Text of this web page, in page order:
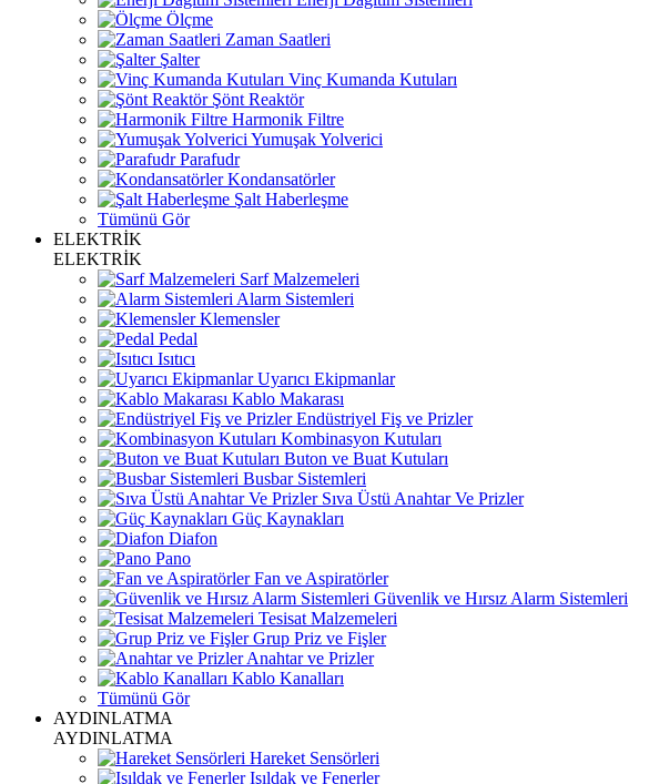
Ölçme
Zaman Saatleri
Şalter
Vinç Kumanda Kutuları
Şönt Reaktör
Harmonik Filtre
Yumuşak Yolverici
Parafudr
Kondansatörler
Şalt Haberleşme
Tümünü Gör
ELEKTRİK
ELEKTRİK
Sarf Malzemeleri
Alarm Sistemleri
Klemensler
Pedal
Isıtıcı
Uyarıcı Ekipmanlar
Kablo Makarası
Endüstriyel Fiş ve Prizler
Kombinasyon Kutuları
Buton ve Buat Kutuları
Busbar Sistemleri
Sıva Üstü Anahtar Ve Prizler
Güç Kaynakları
Diafon
Pano
Fan ve Aspiratörler
Güvenlik ve Hırsız Alarm Sistemleri
Tesisat Malzemeleri
Grup Priz ve Fişler
Anahtar ve Prizler
Kablo Kanalları
Tümünü Gör
AYDINLATMA
AYDINLATMA
Hareket Sensörleri
Işıldak ve Fenerler